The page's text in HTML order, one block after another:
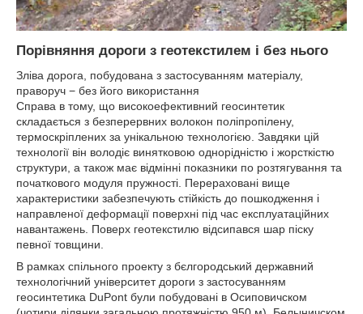
Порівняння дороги з геотекстилем і без нього
Зліва дорога, побудована з застосуванням матеріалу,
праворуч − без його використання
Справа в тому, що високоефективний геосинтетик
складається з безперервних волокон поліпропілену,
термоскріплених за унікальною технологією. Завдяки цій
технології він володіє винятковою однорідністю і жорсткістю
структури, а також має відмінні показники по розтягування та
початкового модуля пружності. Перераховані вище
характеристики забезпечують стійкість до пошкодження і
направленої деформації поверхні під час експлуатаційних
навантажень. Поверх геотекстилю відсипався шар піску
певної товщини.
В рамках спільного проекту з бєлгородський державний
технологічний університет дороги з застосуванням
геосинтетика DuPont були побудовані в Осиповичском